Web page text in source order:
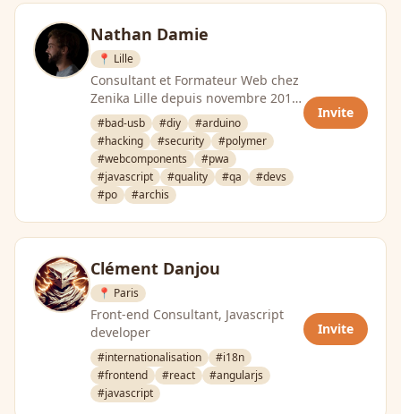
Nathan Damie
📍 Lille
Consultant et Formateur Web chez
Zenika Lille depuis novembre 2016.
Javascript lover & Beer Evangelist.
J’aime …
#bad-usb #diy
#arduino
#hacking
#security
#polymer
#webcomponents
#pwa
#javascript
#quality #qa
#devs
#po
#archis
Invite
Clément Danjou
📍 Paris
Front-end Consultant, Javascript
developer
#internationalisation
#i18n
#frontend
#react
#angularjs
#javascript
Invite